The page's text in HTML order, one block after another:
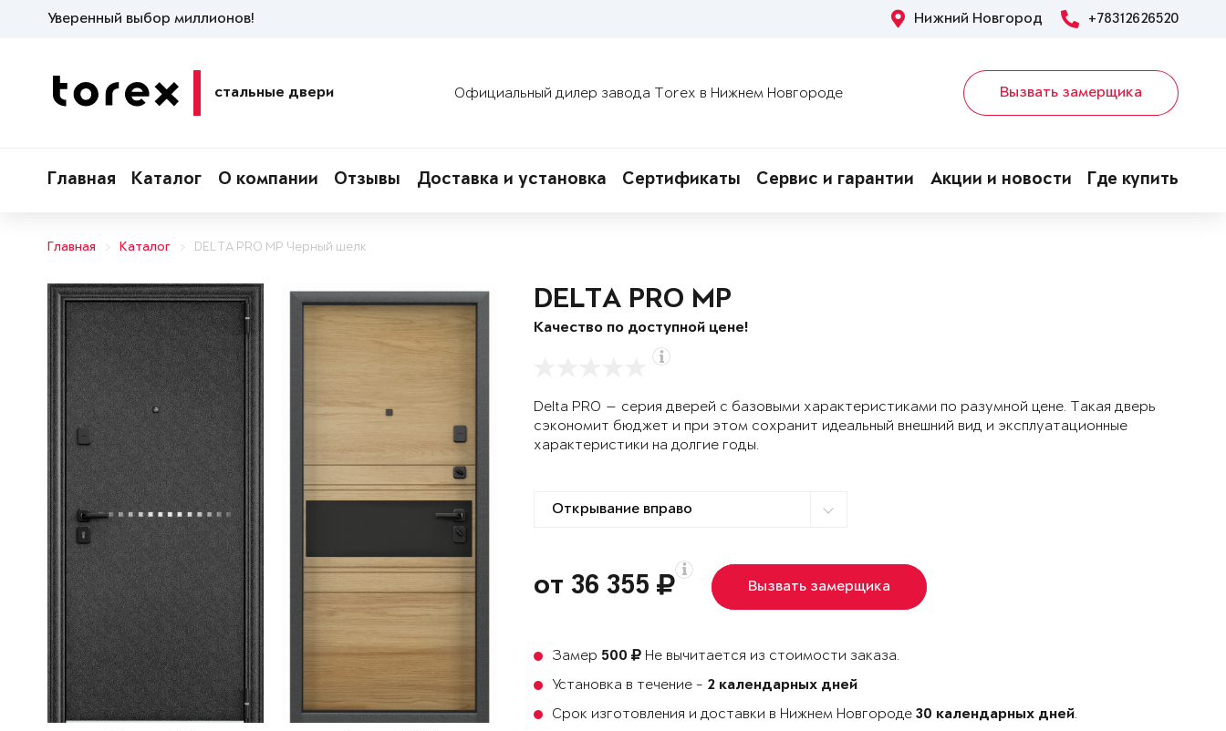
Уверенный выбор миллионов! Нижний Новгород +78312626520
стальные двери Официальный дилер завода Torex в Нижнем Новгороде Вызвать замерщика
Главная Каталог О компании Отзывы Доставка и установка Сертификаты Сервис и гарантии Акции и новости Где купить
Главная Каталог DELTA PRO MP Черный шелк
DELTA PRO MP
Качество по доступной цене!
Delta PRO — серия дверей с базовыми характеристиками по разумной цене. Такая дверь
сэкономит бюджет и при этом сохранит идеальный внешний вид и эксплуатационные
характеристики на долгие годы.
от 36 355 Вызвать замерщика
Замер 500
Не вычитается из стоимости заказа.
Установка в течение - 2 календарных дней
Срок изготовления и доставки в Нижнем Новгороде30 календарных дней.